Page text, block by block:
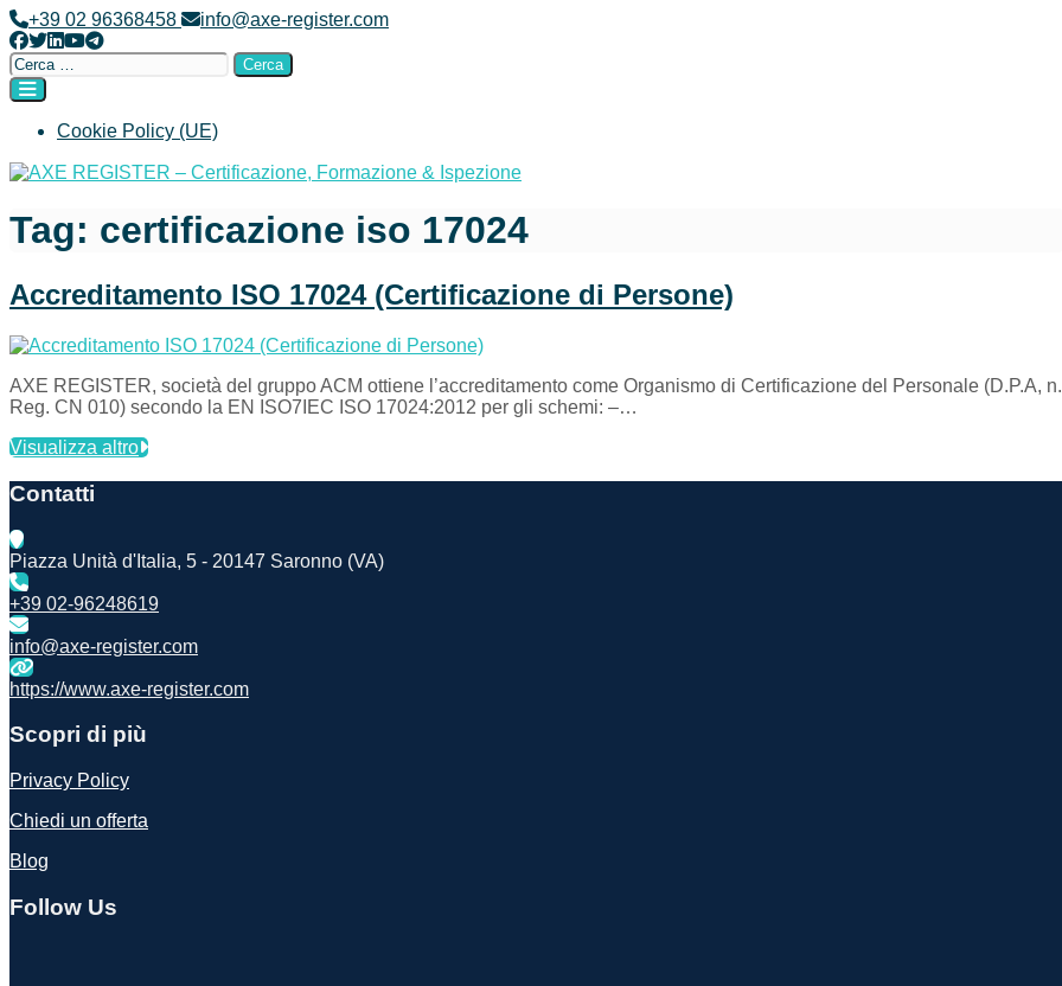
+39 02 96368458 info@axe-register.com
Cookie Policy (UE)
AXE REGISTER – Certificazione, Formazione & Ispezione
Tag: certificazione iso 17024
Accreditamento ISO 17024 (Certificazione di Persone)
AXE REGISTER, società del gruppo ACM ottiene l’accreditamento come Organismo di Certificazione del Personale (D.P.A, n.
Reg. CN 010) secondo la EN ISO7IEC ISO 17024:2012 per gli schemi: –…
Visualizza altro
Contatti
Piazza Unità d'Italia, 5 - 20147 Saronno (VA)
+39 02-96248619
info@axe-register.com
https://www.axe-register.com
Scopri di più
Privacy Policy
Chiedi un offerta
Blog
Follow Us